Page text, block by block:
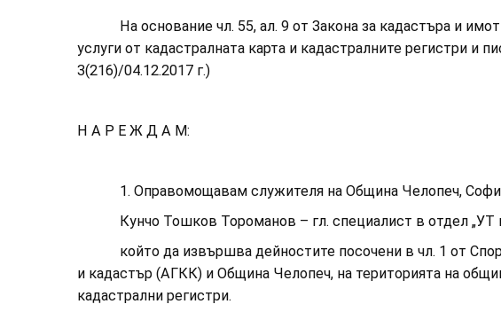
На основание чл. 55, ал. 9 от Закона за кадастъра и
услуги от кадастралната карта и кадастралните регистри
3(216)/04.12.2017 г.)
Н А Р Е Ж Д А М:
1. Оправомощавам служителя на Община Челопеч,
Кунчо Тошков Тороманов – гл. специалист в отдел „УТ
който да извършва дейностите посочени в чл. 1 от
и кадастър (АГКК) и Община Челопеч, на територията на
кадастрални регистри.